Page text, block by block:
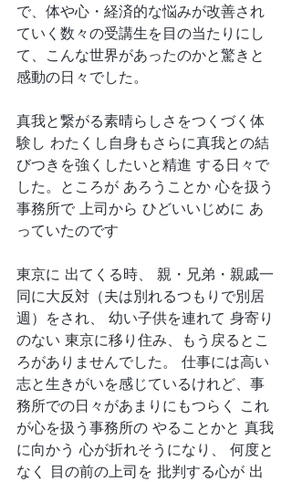
で、体や心・経済的な悩みが改善され
ていく数々の受講生を目の当たりにし
て、こんな世界があったのかと驚きと
感動の日々でした。
真我と繋がる素晴らしさをつくづく体
験し わたくし自身もさらに真我との結
びつきを強くしたいと精進 する日々で
した。ところが あろうことか 心を扱う
事務所で 上司から ひどいいじめに あ
っていたのです
東京に 出てくる時、 親・兄弟・親戚一
同に大反対（夫は別れるつもりで別居
週）をされ、 幼い子供を連れて 身寄り
のない 東京に移り住み、もう戻るとこ
ろがありませんでした。 仕事には高い
志と生きがいを感じているけれど、事
務所での日々があまりにもつらく これ
が心を扱う事務所の やることかと 真我
に向かう 心が折れそうになり、 何度と
なく 目の前の上司を 批判する心が 出